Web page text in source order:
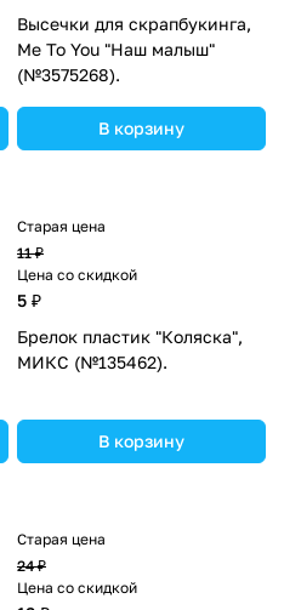
Высечки для скрапбукинга,
Me To You "Наш малыш"
(№3575268).
В корзину
Старая цена
11 ₽
Цена со скидкой
5 ₽
Брелок пластик "Коляска",
МИКС (№135462).
В корзину
Старая цена
24 ₽
Цена со скидкой